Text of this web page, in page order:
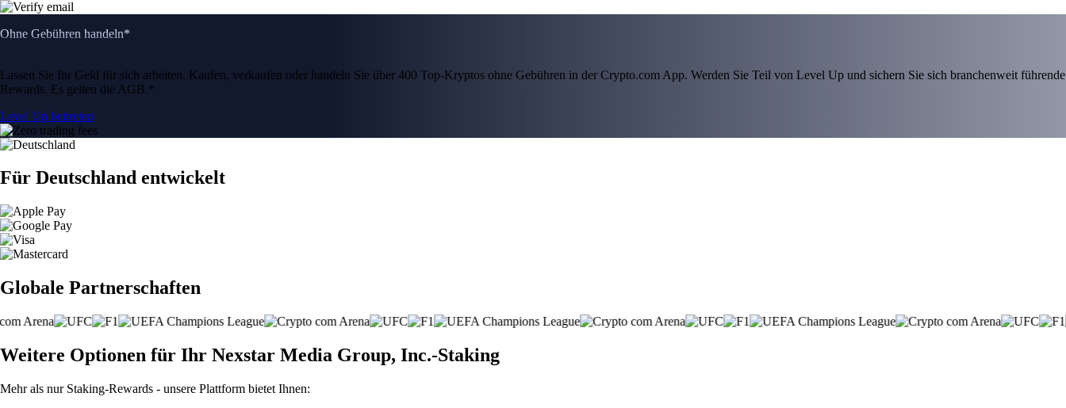
Ohne Gebühren handeln*
Lassen Sie Ihr Geld für sich arbeiten. Kaufen, verkaufen oder handeln Sie über 400 Top-Kryptos ohne Gebühren in der Crypto.com App. Werden Sie Teil von Level Up und sichern Sie sich branchenweit führende
Rewards. Es gelten die AGB.*
Level Up beitreten
Für Deutschland entwickelt
Globale Partnerschaften
Weitere Optionen für Ihr Nexstar Media Group, Inc.-Staking
Mehr als nur Staking-Rewards - unsere Plattform bietet Ihnen: